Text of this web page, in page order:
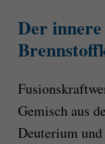
Der
Gemisch aus
Deuterium